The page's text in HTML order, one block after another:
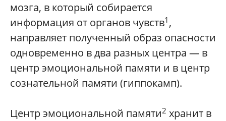
мозга, в который собирается
информация от органов чувств1 ,
направляет полученный образ опасности
одновременно в два разных центра — в
центр эмоциональной памяти и в центр
сознательной памяти (гиппокамп).
Центр эмоциональной памяти2 хранит в